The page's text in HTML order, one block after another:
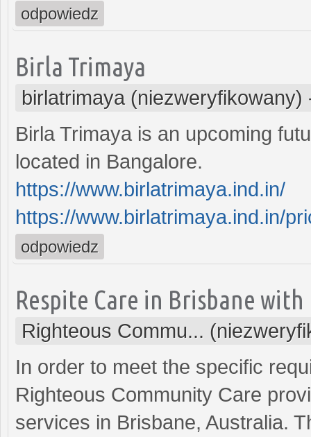
odpowiedz
Birla Trimaya
birlatrimaya (niezweryfikowany)
Birla Trimaya is an upcoming
located in Bangalore.
https://www.birlatrimaya.ind.in/
https://www.birlatrimaya.ind.in/
odpowiedz
Respite Care in Brisbane
Righteous Commu...
In order to meet the specific
Righteous Community Care
services in Brisbane, Australia.